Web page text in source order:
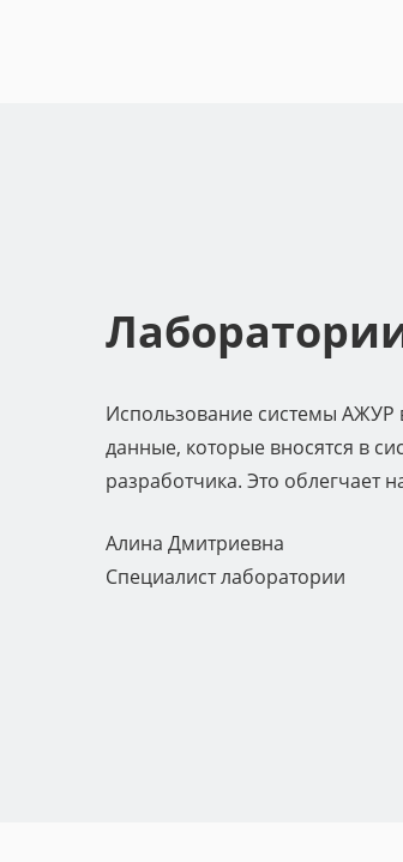
Использование системы АЖУР
данные, которые вносятся в
разработчика. Это облегчает
Алина Дмитриевна
Специалист лаборатории